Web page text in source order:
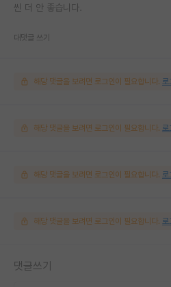
씬 더 안 좋습니다.
대댓글 쓰기
해당 댓글을 보려면 로그인이 필요합니다. 로
해당 댓글을 보려면 로그인이 필요합니다. 로
해당 댓글을 보려면 로그인이 필요합니다. 로
해당 댓글을 보려면 로그인이 필요합니다. 로
댓글쓰기